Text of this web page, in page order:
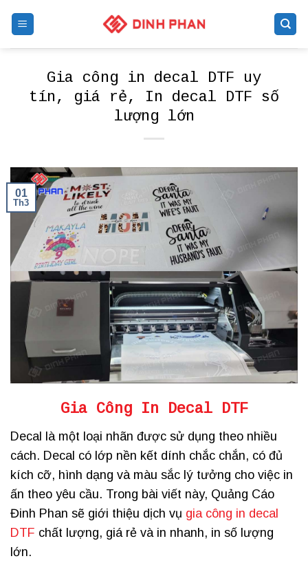
Gia công in decal DTF uy
tín, giá rẻ, In decal DTF số
lượng lớn
01
Th3
Gia Công In Decal DTF
Decal là một loại nhãn được sử dụng theo nhiều
cách. Decal có lớp nền kết dính chắc chắn, có đủ
kích cỡ, hình dạng và màu sắc lý tưởng cho việc in
ấn theo yêu cầu. Trong bài viết này, Quảng Cáo
Đinh Phan sẽ giới thiệu dịch vụ gia công in decal
DTF chất lượng, giá rẻ và in nhanh, in số lượng
lớn.